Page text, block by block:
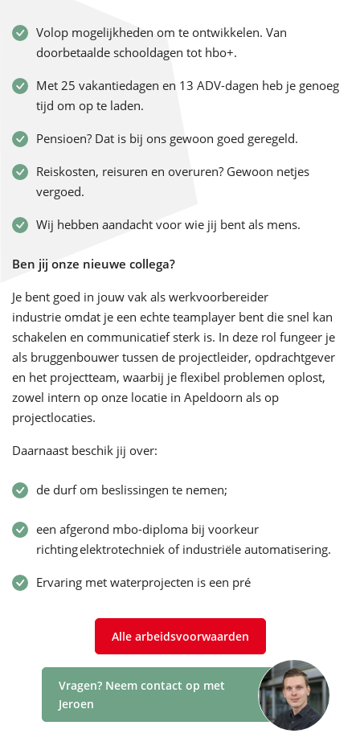
Volop mogelijkheden om te ontwikkelen. Van
doorbetaalde schooldagen tot hbo+.
Met 25 vakantiedagen en 13 ADV-dagen heb je genoeg
tijd om op te laden.
Pensioen? Dat is bij ons gewoon goed geregeld.
Reiskosten, reisuren en overuren? Gewoon netjes
vergoed.
Wij hebben aandacht voor wie jij bent als mens.
Ben jij onze nieuwe collega?
Je bent goed in jouw vak als werkvoorbereider
industrie omdat je een echte teamplayer bent die snel kan
schakelen en communicatief sterk is. In deze rol fungeer je
als bruggenbouwer tussen de projectleider, opdrachtgever
en het projectteam, waarbij je flexibel problemen oplost,
zowel intern op onze locatie in Apeldoorn als op
projectlocaties.
Daarnaast beschik jij over:
de durf om beslissingen te nemen;
een afgerond mbo-diploma bij voorkeur
richting elektrotechniek of industriële automatisering.
Ervaring met waterprojecten is een pré
Alle arbeidsvoorwaarden
Vragen? Neem contact op met
Jeroen